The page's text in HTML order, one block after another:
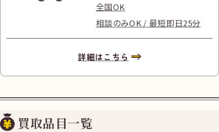
全国OK
相談のみOK / 最短即日25分
詳細はこちら
買取品目一覧